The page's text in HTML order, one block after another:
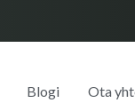
Blogi Ota